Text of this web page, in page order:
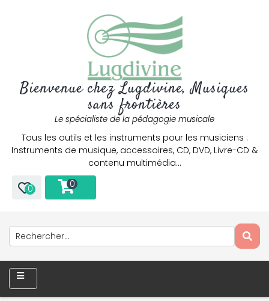
Bienvenue chez Lugdivine, Musiques
sans frontières
Le spécialiste de la pédagogie musicale
Tous les outils et les instruments pour les musiciens :
Instruments de musique, accessoires, CD, DVD, Livre-CD &
contenu multimédia…
0 0